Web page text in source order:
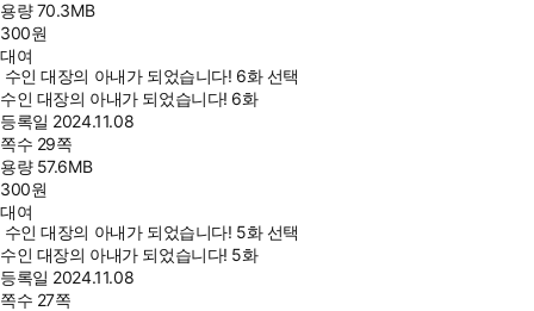
용량70.3MB
300원
대여
수인 대장의 아내가 되었습니다! 6화 선택
수인 대장의 아내가 되었습니다! 6화
등록일 2024.11.08
쪽수 29쪽
용량 57.6MB
300원
대여
수인 대장의 아내가 되었습니다! 5화 선택
수인 대장의 아내가 되었습니다! 5화
등록일 2024.11.08
쪽수 27쪽